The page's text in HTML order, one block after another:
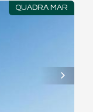
QUADRA MAR